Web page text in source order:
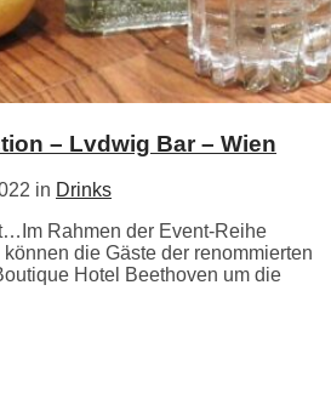
– Lvdwig Bar – Wien
in Drinks
Rahmen der Event-Reihe
die Gäste der renommierten
Hotel Beethoven um die